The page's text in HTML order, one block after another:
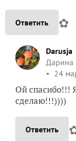
Ответить ✿
Darusja
Дарина
24
Ой спасибо!!!
сделаю!!!))))
Ответить